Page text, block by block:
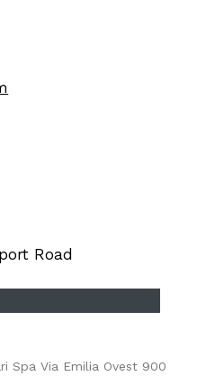
Road
Spa Via Emilia Ovest 900